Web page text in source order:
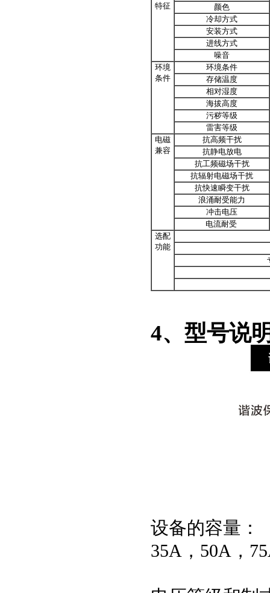
特征
颜色
冷却方式
安装方式
进线方式
噪音
环境
条件
环境条件
存储温度
相对湿度
海拔高度
污秽等级
雷害等级
电磁
兼容
抗高频干扰
抗静电放电
抗工频磁场干扰
抗辐射电磁场干扰
抗快速瞬变干扰
浪涌耐受能力
冲击电压
电流耐受
选配
功能
4、型号说
设备的容量：
35A，50A，